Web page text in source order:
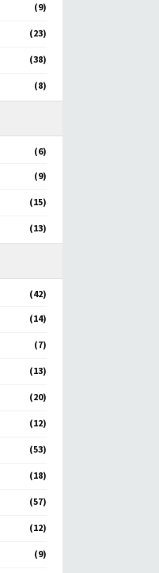
(9)
(23)
(38)
(8)
(6)
(9)
(15)
(13)
(42)
(14)
(7)
(13)
(20)
(12)
(53)
(18)
(57)
(12)
(9)